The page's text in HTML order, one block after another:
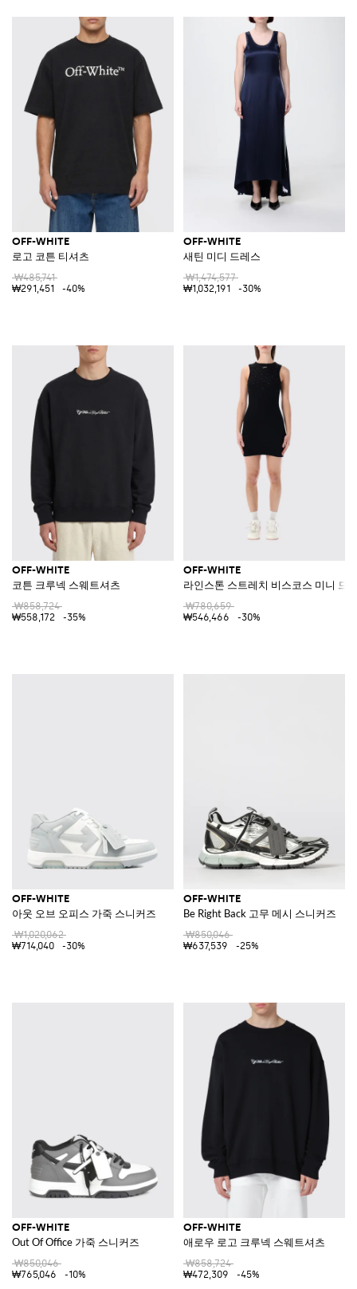
OFF-WHITE
로고 코튼 티셔츠
₩485,741
₩291,451
-40%
OFF-WHITE
새틴 미디 드레스
₩1,474,577
₩1,032,191
-30%
OFF-WHITE
코튼 크루넥 스웨트셔츠
₩858,724
₩558,172
-35%
OFF-WHITE
라인스톤 스트레치 비스코스 미니 드
₩780,659
₩546,466
-30%
OFF-WHITE
아웃 오브 오피스 가죽 스니커즈
₩1,020,062
₩714,040
-30%
OFF-WHITE
Be Right Back 고무 메시 스니커즈
₩850,046
₩637,539
-25%
OFF-WHITE
Out Of Office 가죽 스니커즈
₩850,046
₩765,046
-10%
OFF-WHITE
애로우 로고 크루넥 스웨트셔츠
₩858,724
₩472,309
-45%